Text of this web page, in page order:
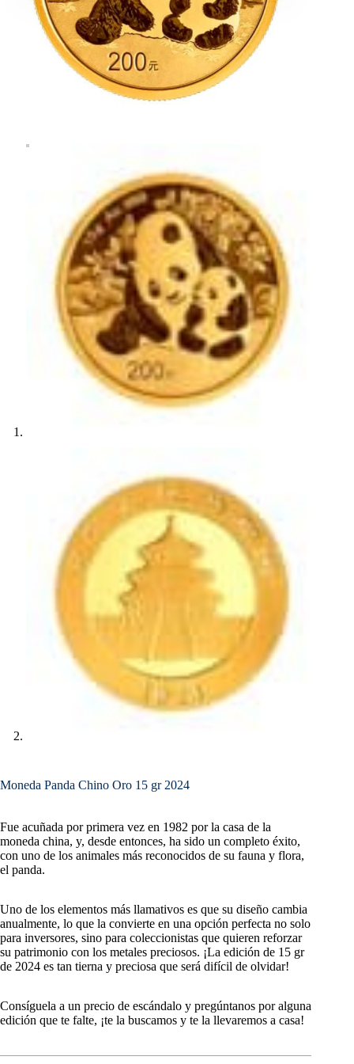
Moneda Panda Chino Oro 15 gr 2024
Fue acuñada por primera vez en 1982 por la casa de la
moneda china, y, desde entonces, ha sido un completo éxito,
con uno de los animales más reconocidos de su fauna y flora,
el panda.
Uno de los elementos más llamativos es que su diseño cambia
anualmente, lo que la convierte en una opción perfecta no solo
para inversores, sino para coleccionistas que quieren reforzar
su patrimonio con los metales preciosos. ¡La edición de 15 gr
de 2024 es tan tierna y preciosa que será difícil de olvidar!
Consíguela a un precio de escándalo y pregúntanos por alguna
edición que te falte, ¡te la buscamos y te la llevaremos a casa!